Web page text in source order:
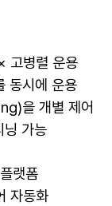
병렬 운용
동시에 운용
을 개별 제어
닝 가능
랫폼
자동화